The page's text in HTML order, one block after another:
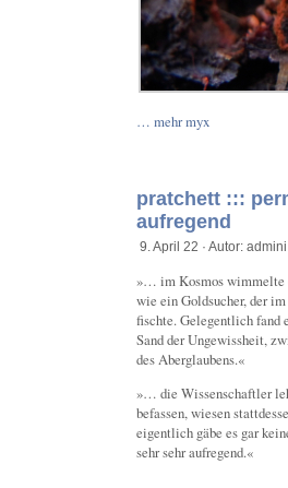
… mehr myx
pratchett :::
aufregend
9. April 22 · Autor:
»… im Kosmos wimmelte
wie ein Goldsucher, der
fischte. Gelegentlich fand
Sand der Ungewissheit,
des Aberglaubens.«
»… die Wissenschaftler
befassen, wiesen
eigentlich gäbe es gar
sehr sehr aufregend.«